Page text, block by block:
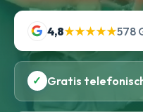
4,8★★★★★578
✓ Gratis